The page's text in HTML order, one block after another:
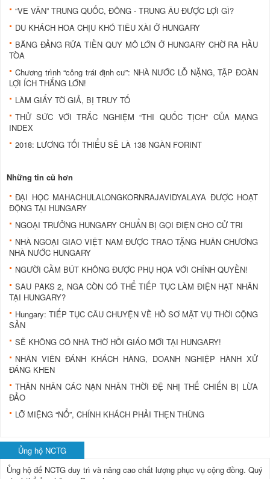
“VE VÃN” TRUNG QUỐC, ĐÔNG - TRUNG ÂU ĐƯỢC LỢI GÌ?
DU KHÁCH HOA CHỊU KHÓ TIÊU XÀI Ở HUNGARY
BĂNG ĐẢNG RỬA TIỀN QUY MÔ LỚN Ở HUNGARY CHỜ RA HẦU
TÒA
Chương trình “công trái định cư”: NHÀ NƯỚC LỖ NẶNG, TẬP ĐOÀN
LỢI ÍCH THẮNG LỚN!
LÀM GIẤY TỜ GIẢ, BỊ TRUY TỐ
THỬ SỨC VỚI TRẮC NGHIỆM “THI QUỐC TỊCH” CỦA MẠNG
INDEX
2018: LƯƠNG TỐI THIỂU SẼ LÀ 138 NGÀN FORINT
Những tin cũ hơn
ĐẠI HỌC MAHACHULALONGKORNRAJAVIDYALAYA ĐƯỢC HOẠT
ĐỘNG TẠI HUNGARY
NGOẠI TRƯỞNG HUNGARY CHUẨN BỊ GỌI ĐIỆN CHO CỬ TRI
NHÀ NGOẠI GIAO VIỆT NAM ĐƯỢC TRAO TẶNG HUÂN CHƯƠNG
NHÀ NƯỚC HUNGARY
NGƯỜI CẦM BÚT KHÔNG ĐƯỢC PHỤ HỌA VỚI CHÍNH QUYỀN!
SAU PAKS 2, NGA CÒN CÓ THỂ TIẾP TỤC LÀM ĐIỆN HẠT NHÂN
TẠI HUNGARY?
Hungary: TIẾP TỤC CÂU CHUYỆN VỀ HỒ SƠ MẬT VỤ THỜI CỘNG
SẢN
SẼ KHÔNG CÓ NHÀ THỜ HỒI GIÁO MỚI TẠI HUNGARY!
NHÂN VIÊN ĐÁNH KHÁCH HÀNG, DOANH NGHIỆP HÀNH XỬ
ĐÁNG KHEN
THÂN NHÂN CÁC NẠN NHÂN THỜI ĐỆ NHỊ THẾ CHIẾN BỊ LỪA
ĐẢO
LỠ MIỆNG “NỔ”, CHÍNH KHÁCH PHẢI THẸN THÙNG
Ủng hộ NCTG
Ủng hộ để NCTG duy trì và nâng cao chất lượng phục vụ cộng đồng. Quý